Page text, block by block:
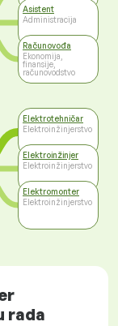
Asistent
Administracija
Računovođa
Ekonomija,
finansije,
računovodstvo
Elektrotehničar
Elektroinžinjerstvo
Elektroinžinjer
Elektroinžinjerstvo
Elektromonter
Elektroinžinjerstvo
rada